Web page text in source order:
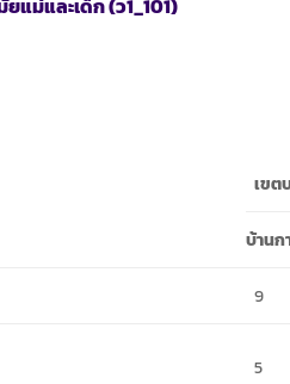
ยแม่และเด็ก(ว1_101)
เขต
บ้านก
9
5